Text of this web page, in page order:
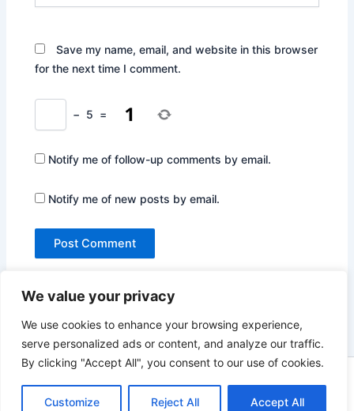
We value your privacy
We use cookies to enhance your browsing experience,
serve personalized ads or content, and analyze our traffic.
By clicking "Accept All", you consent to our use of cookies.
Customize Reject All Accept All
Save my name, email, and website in this browser
for the next time I comment.
− 5 =
Notify me of follow-up comments by email.
Notify me of new posts by email.
Copyright © 2026 Not Only Hollywood | Powered byAstra
WordPress Theme